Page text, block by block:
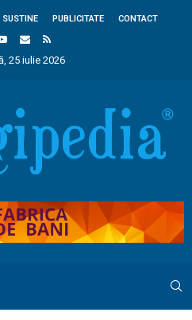
SUSTINE PUBLICITATE CONTACT
25 iulie 2026